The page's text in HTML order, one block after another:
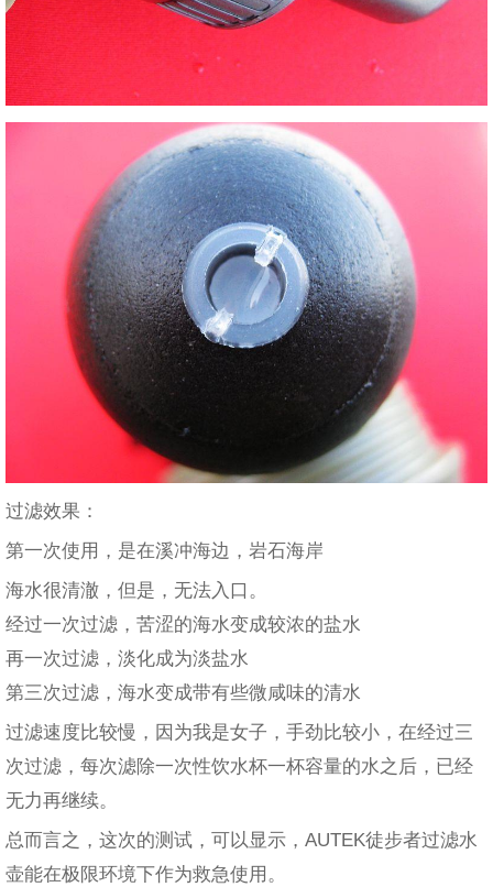
过滤效果：
第一次使用，是在溪冲海边，岩石海岸
海水很清澈，但是，无法入口。
经过一次过滤，苦涩的海水变成较浓的盐水
再一次过滤，淡化成为淡盐水
第三次过滤，海水变成带有些微咸味的清水
过滤速度比较慢，因为我是女子，手劲比较小，在经过三
次过滤，每次滤除一次性饮水杯一杯容量的水之后，已经
无力再继续。
总而言之，这次的测试，可以显示，AUTEK徒步者过滤水
壶能在极限环境下作为救急使用。